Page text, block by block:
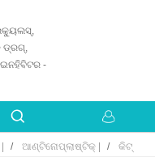
ଆଣ୍ଟିନୋପ୍ଲାଷ୍ଟିକ୍ | କିଟ୍